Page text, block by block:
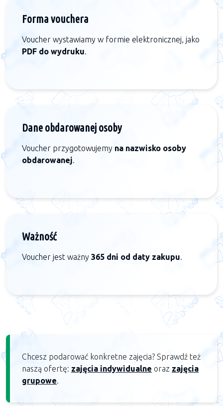
Forma vouchera
Voucher wystawiamy w formie elektronicznej, jako
PDF do wydruku.
Dane obdarowanej osoby
Voucher przygotowujemy na nazwisko osoby
obdarowanej.
Ważność
Voucher jest ważny 365 dni od daty zakupu.
Chcesz podarować konkretne zajęcia? Sprawdź też
naszą ofertę: zajęcia indywidualne oraz zajęcia
grupowe.